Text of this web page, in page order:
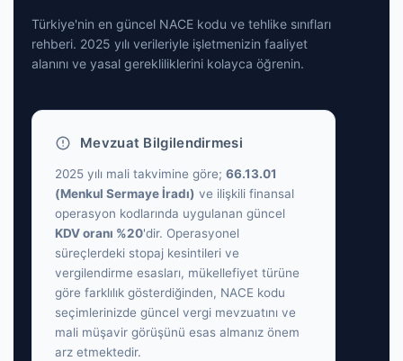
Türkiye'nin en güncel NACE kodu ve tehlike sınıfları
rehberi. 2025 yılı verileriyle işletmenizin faaliyet
alanını ve yasal gerekliliklerini kolayca öğrenin.
Mevzuat Bilgilendirmesi
2025 yılı mali takvimine göre; 66.13.01
(Menkul Sermaye İradı) ve ilişkili finansal
operasyon kodlarında uygulanan güncel
KDV oranı %20'dir. Operasyonel
süreçlerdeki stopaj kesintileri ve
vergilendirme esasları, mükellefiyet türüne
göre farklılık gösterdiğinden, NACE kodu
seçimlerinizde güncel vergi mevzuatını ve
mali müşavir görüşünü esas almanız önem
arz etmektedir.